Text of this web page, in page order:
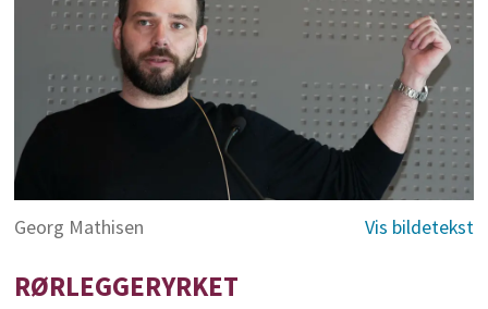
Georg Mathisen
RØRLEGGERYRKET